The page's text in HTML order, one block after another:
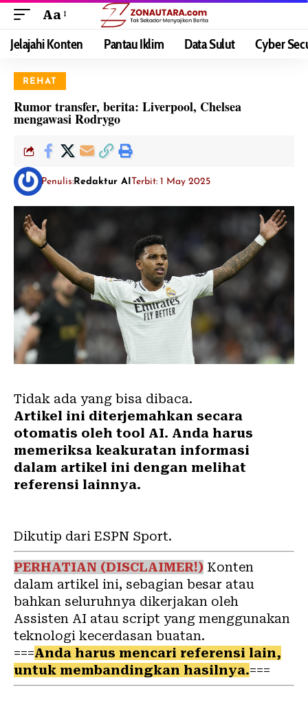
Aa
Jelajahi Konten Pantau Iklim Data Sulut Cyber
REHAT
Rumor transfer, berita: Liverpool, Chelsea
mengawasi Rodrygo
Penulis: Redaktur AITerbit: 1 May 2025
Tidak ada yang bisa dibaca.
Artikel ini diterjemahkan secara
otomatis oleh tool AI. Anda harus
memeriksa keakuratan informasi
dalam artikel ini dengan melihat
referensi lainnya.
Dikutip dari ESPN Sport.
PERHATIAN (DISCLAIMER!) Konten
dalam artikel ini, sebagian besar atau
bahkan seluruhnya dikerjakan oleh
Assisten AI atau script yang menggunakan
teknologi kecerdasan buatan.
===Anda harus mencari referensi lain,
untuk membandingkan hasilnya.===